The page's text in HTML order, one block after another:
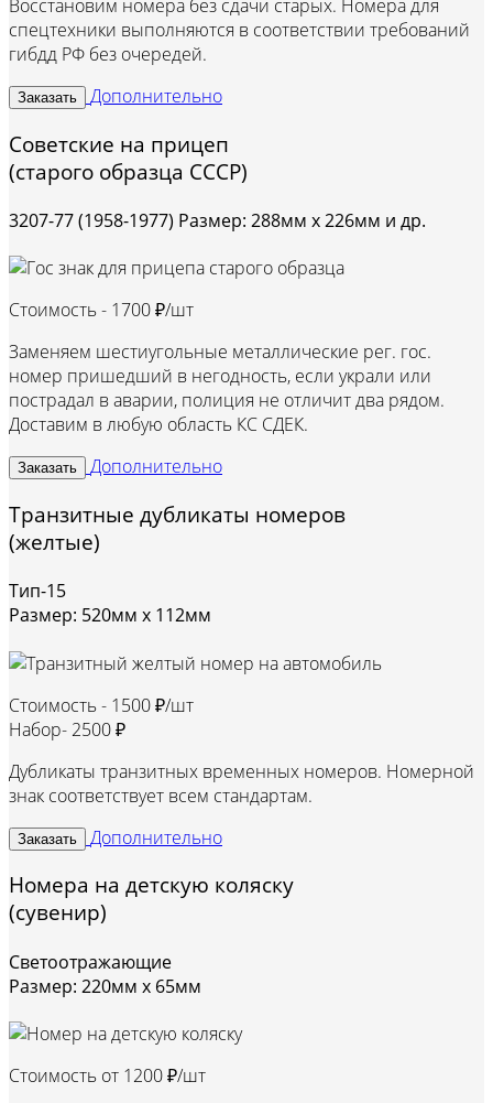
Восстановим номера без сдачи старых. Номера для
спецтехники выполняются в соответствии требований
гибдд РФ без очередей.
Заказать Дополнительно
Советские на прицеп
(старого образца СССР)
3207-77 (1958-1977) Размер: 288мм х 226мм и др.
Стоимость - 1700 ₽/шт
Заменяем шестиугольные металлические рег. гос.
номер пришедший в негодность, если украли или
пострадал в аварии, полиция не отличит два рядом.
Доставим в любую область КС СДЕК.
Заказать Дополнительно
Транзитные дубликаты номеров
(желтые)
Тип-15
Размер: 520мм х 112мм
Стоимость - 1500 ₽/шт
Набор- 2500 ₽
Дубликаты транзитных временных номеров. Номерной
знак соответствует всем стандартам.
Заказать Дополнительно
Номера на детскую коляску
(сувенир)
Светоотражающие
Размер: 220мм х 65мм
Стоимость от 1200 ₽/шт